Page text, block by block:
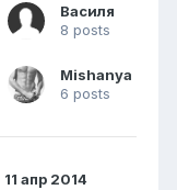
Василя
8 posts
Mishanya
6 posts
11 апр 2014